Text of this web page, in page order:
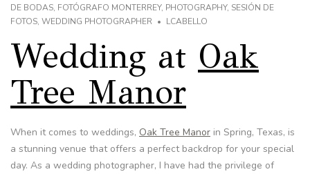
DE BODAS, FOTÓGRAFO MONTERREY, PHOTOGRAPHY, SESIÓN DE
FOTOS, WEDDING PHOTOGRAPHER LCABELLO
Wedding at Oak
Tree Manor
When it comes to weddings, Oak Tree Manor in Spring, Texas, is
a stunning venue that offers a perfect backdrop for your special
day. As a wedding photographer, I have had the privilege of